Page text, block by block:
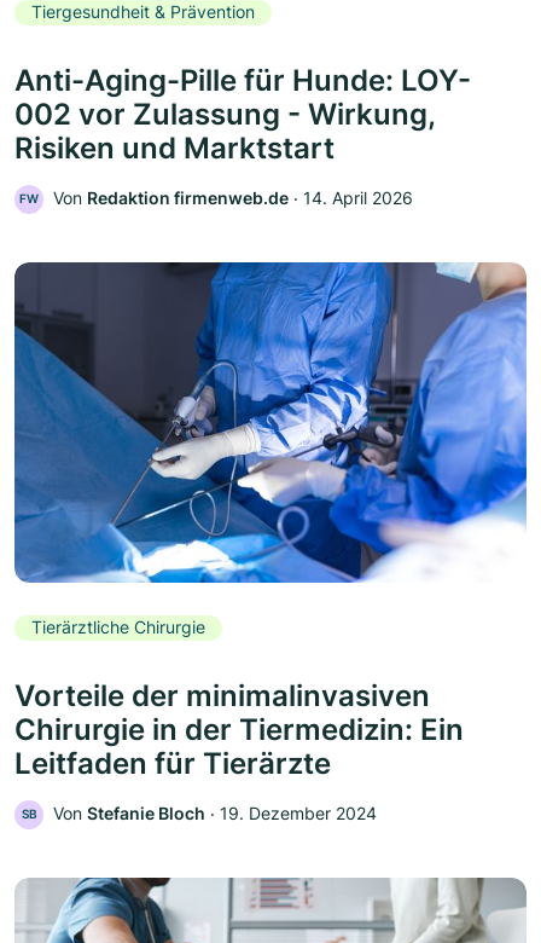
Tiergesundheit & Prävention
Anti-Aging-Pille für Hunde: LOY-
002 vor Zulassung - Wirkung,
Risiken und Marktstart
FW Von Redaktion firmenweb.de ‧ 14. April 2026
Tierärztliche Chirurgie
Vorteile der minimalinvasiven
Chirurgie in der Tiermedizin: Ein
Leitfaden für Tierärzte
SB Von Stefanie Bloch ‧ 19. Dezember 2024